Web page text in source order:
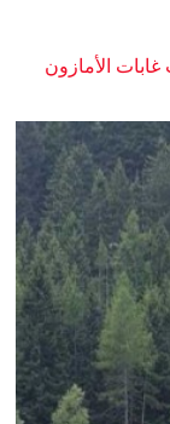
الأمازون